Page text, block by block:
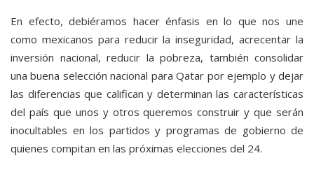
En efecto, debiéramos hacer énfasis en lo que nos une
como mexicanos para reducir la inseguridad, acrecentar la
inversión nacional, reducir la pobreza, también consolidar
una buena selección nacional para Qatar por ejemplo y dejar
las diferencias que califican y determinan las características
del país que unos y otros queremos construir y que serán
inocultables en los partidos y programas de gobierno de
quienes compitan en las próximas elecciones del 24.